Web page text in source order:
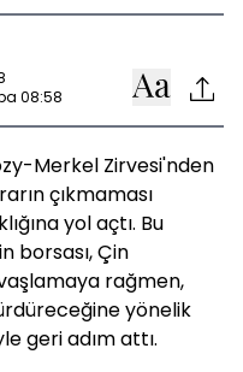
08:58
Merkel Zirvesi'nden
çıkmaması
yol açtı. Bu
borsası, Çin
rağmen,
yönelik
geri adım attı.